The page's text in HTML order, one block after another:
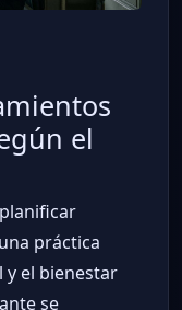
el
práctica
y el bienestar
se